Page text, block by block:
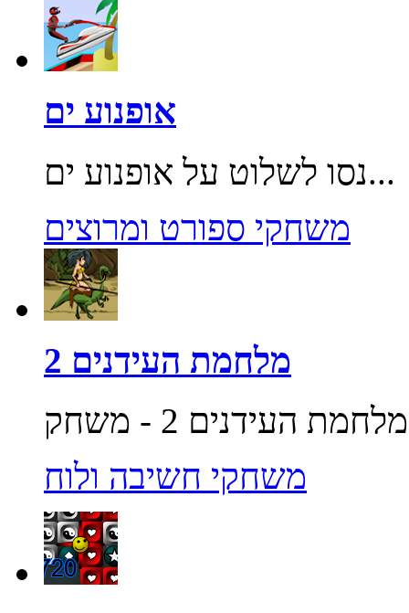
אופנוע ים
נסו לשלוט על אופנוע ים...
משחקי ספורט ומרוצים
מלחמת העידנים 2
משחקי חשיבה ולוח